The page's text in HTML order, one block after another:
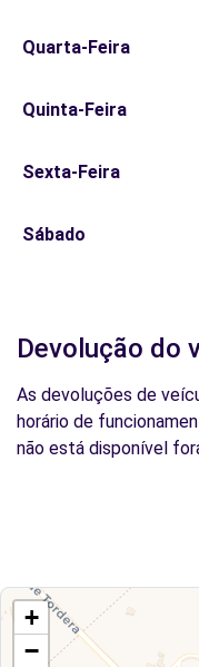
Quarta-Feira
Quinta-Feira
Sexta-Feira
Sábado
Devolução do
As devoluções de
horário de
não está disponível
+
−